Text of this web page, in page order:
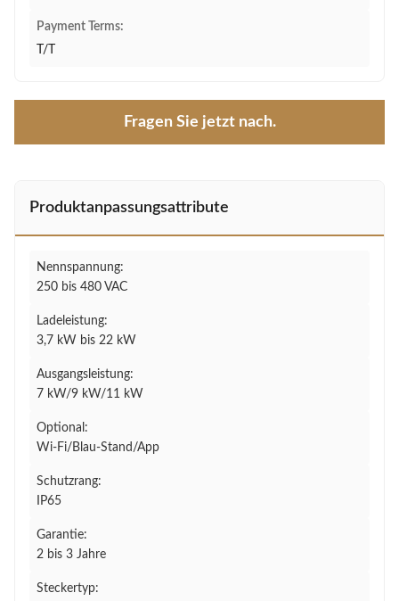
Payment Terms:
T/T
Fragen Sie jetzt nach.
Produktanpassungsattribute
Nennspannung:
250 bis 480 VAC
Ladeleistung:
3,7 kW bis 22 kW
Ausgangsleistung:
7 kW/9 kW/11 kW
Optional:
Wi-Fi/Blau-Stand/App
Schutzrang:
IP65
Garantie:
2 bis 3 Jahre
Steckertyp: